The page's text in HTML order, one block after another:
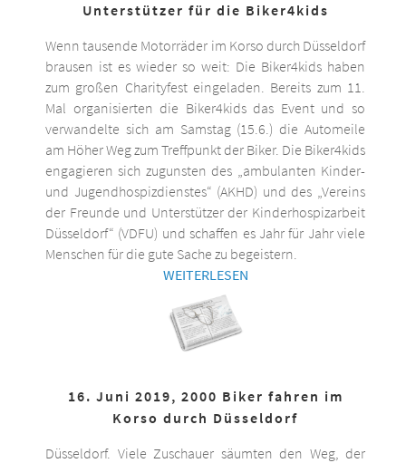
Unterstützer für die Biker4kids
Wenn tausende Motorräder im Korso durch Düsseldorf
brausen ist es wieder so weit: Die Biker4kids haben
zum großen Charityfest eingeladen. Bereits zum 11.
Mal organisierten die Biker4kids das Event und so
verwandelte sich am Samstag (15.6.) die Automeile
am Höher Weg zum Treffpunkt der Biker. Die Biker4kids
engagieren sich zugunsten des „ambulanten Kinder-
und Jugendhospizdienstes“ (AKHD) und des „Vereins
der Freunde und Unterstützer der Kinderhospizarbeit
Düsseldorf“ (VDFU) und schaffen es Jahr für Jahr viele
Menschen für die gute Sache zu begeistern.
WEITERLESEN
16. Juni 2019, 2000 Biker fahren im
Korso durch Düsseldorf
Düsseldorf. Viele Zuschauer säumten den Weg, der